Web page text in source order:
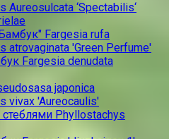
‘Spectabilis‘
Fargesia rufa
atrovaginata 'Green Perfume'
Fargesia denudata
japonica
vivax 'Aureocaulis'
Phyllostachys